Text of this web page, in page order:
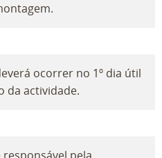
ocorrer no 1º dia útil
da actividade.